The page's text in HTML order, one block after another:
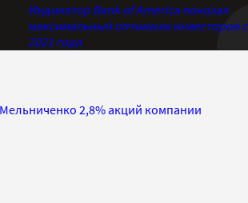
Индикатор Bank of America показал
максимальный оптимизм инвесторов с
2021 года
2,8% акций компании